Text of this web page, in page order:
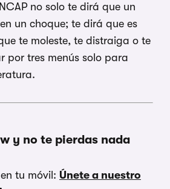
no solo te dirá que un
un choque; te dirá que es
te moleste, te distraiga o te
por tres menús solo para
y no te pierdas nada
tu móvil: Únete a nuestro